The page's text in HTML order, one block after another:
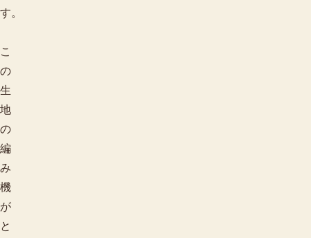
す。
こ
の
生
地
の
編
み
機
が
と